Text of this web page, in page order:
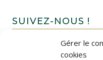
Gérer le
cookies
SUIVEZ-NOUS !